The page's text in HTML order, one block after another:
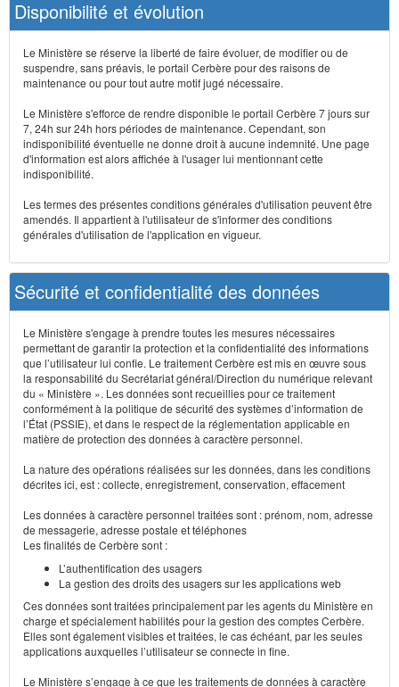
Disponibilité et évolution
Le Ministère se réserve la liberté de faire évoluer, de modifier ou de
suspendre, sans préavis, le portail Cerbère pour des raisons de
maintenance ou pour tout autre motif jugé nécessaire.
Le Ministère s'efforce de rendre disponible le portail Cerbère 7 jours sur
7, 24h sur 24h hors périodes de maintenance. Cependant, son
indisponibilité éventuelle ne donne droit à aucune indemnité. Une page
d'information est alors affichée à l'usager lui mentionnant cette
indisponibilité.
Les termes des présentes conditions générales d'utilisation peuvent être
amendés. Il appartient à l'utilisateur de s'informer des conditions
générales d'utilisation de l'application en vigueur.
Sécurité et confidentialité des données
Le Ministère s'engage à prendre toutes les mesures nécessaires
permettant de garantir la protection et la confidentialité des informations
que l’utilisateur lui confie. Le traitement Cerbère est mis en œuvre sous
la responsabilité du Secrétariat général/Direction du numérique relevant
du « Ministère ». Les données sont recueillies pour ce traitement
conformément à la politique de sécurité des systèmes d’information de
l’État (PSSIE), et dans le respect de la réglementation applicable en
matière de protection des données à caractère personnel.
La nature des opérations réalisées sur les données, dans les conditions
décrites ici, est : collecte, enregistrement, conservation, effacement
Les données à caractère personnel traitées sont : prénom, nom, adresse
de messagerie, adresse postale et téléphones
Les finalités de Cerbère sont :
L’authentification des usagers
La gestion des droits des usagers sur les applications web
Ces données sont traitées principalement par les agents du Ministère en
charge et spécialement habilités pour la gestion des comptes Cerbère.
Elles sont également visibles et traitées, le cas échéant, par les seules
applications auxquelles l’utilisateur se connecte in fine.
Le Ministère s’engage à ce que les traitements de données à caractère